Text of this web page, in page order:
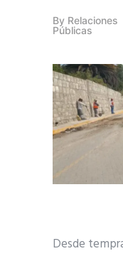
By Relaciones
Públicas
Desde